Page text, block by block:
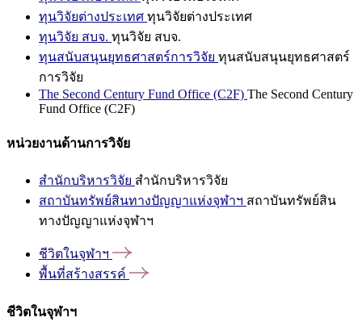
ทุนวิจัยต่างประเทศ ทุนวิจัยต่างประเทศ
ทุนวิจัย สบจ. ทุนวิจัย สบจ.
ทุนสนับสนุนยุทธศาสตร์การวิจัย ทุนสนับสนุนยุทธศาสตร์
การวิจัย
The Second Century Fund Office (C2F) The Second Century
Fund Office (C2F)
หน่วยงานด้านการวิจัย
สำนักบริหารวิจัย สำนักบริหารวิจัย
สถาบันทรัพย์สินทางปัญญาแห่งจุฬาฯ สถาบันทรัพย์สิน
ทางปัญญาแห่งจุฬาฯ
ชีวิตในจุฬาฯ
พื้นที่สร้างสรรค์
ชีวิตในจุฬาฯ